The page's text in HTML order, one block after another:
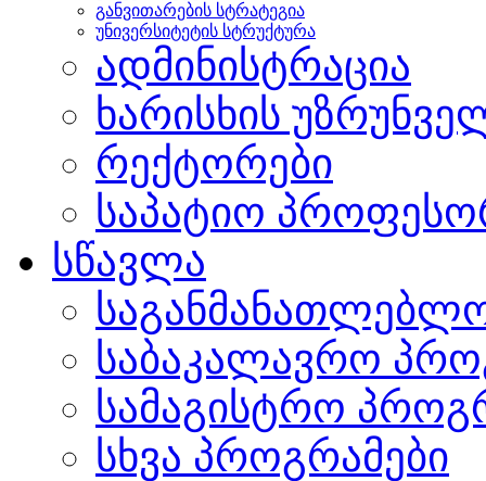
განვითარების სტრატეგია
უნივერსიტეტის სტრუქტურა
ადმინისტრაცია
ხარისხის
რექტორები
საპატიო
სწავლა
საბაკალავრო
სამაგისტრო
სხვა პროგრამები